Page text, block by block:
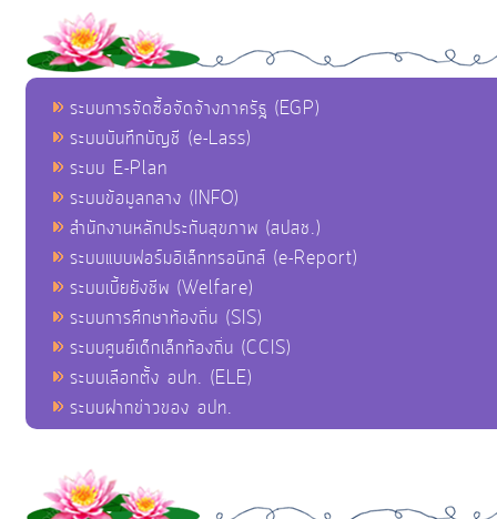
ระบบการจัดซื้อจัดจ้างภาครัฐ (EGP)
ระบบบันทึกบัญชี (e-Lass)
ระบบ E-Plan
ระบบข้อมูลกลาง (INFO)
สำนักงานหลักประกันสุขภาพ (สปสช.)
ระบบแบบฟอร์มอิเล็กทรอนิกส์ (e-Report)
ระบบเบี้ยยังชีพ (Welfare)
ระบบการศึกษาท้องถิ่น (SIS)
ระบบศูนย์เด็กเล็กท้องถิ่น (CCIS)
ระบบเลือกตั้ง อปท. (ELE)
ระบบฝากข่าวของ อปท.